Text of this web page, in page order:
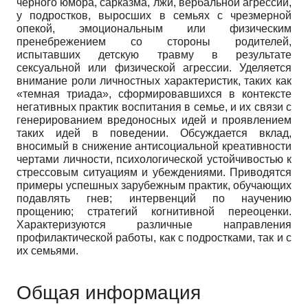
черного юмора, сарказма, лжи, вербальной агрессии,
у подростков, выросших в семьях с чрезмерной
опекой, эмоциональным или физическим
пренебрежением со стороны родителей,
испытавших детскую травму в результате
сексуальной или физической агрессии. Уделяется
внимание роли личностных характеристик, таких как
«темная триада», сформировавшихся в контексте
негативных практик воспитания в семье, и их связи с
генерированием вредоносных идей и проявлением
таких идей в поведении. Обсуждается вклад,
вносимый в снижение антисоциальной креативности
чертами личности, психологической устойчивостью к
стрессовым ситуациям и убеждениями. Приводятся
примеры успешных зарубежным практик, обучающих
подавлять гнев; интервенций по научению
прощению; стратегий когнитивной переоценки.
Характеризуются различные направления
профилактической работы, как с подростками, так и с
их семьями.
Общая информация